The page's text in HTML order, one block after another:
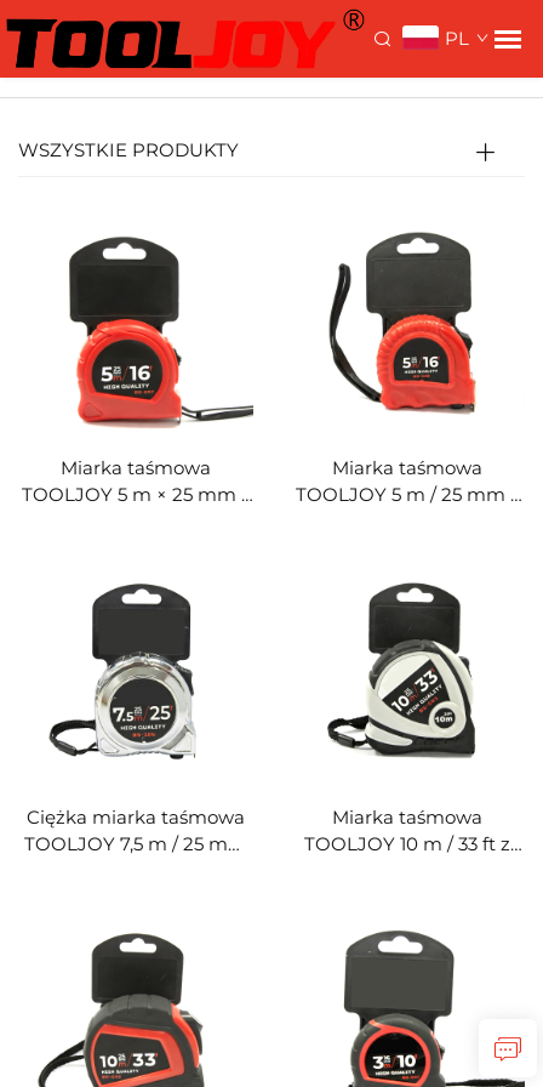
PL
Strona główna > Produkty> Narzędzia ręczne>
Taśma Zmierzająca
WSZYSTKIE PRODUKTY
Miarka taśmowa
TOOLJOY 5 m × 25 mm z
ciężka miarka taśmowa
do budowy i zastosowań
przemysłowych
Miarka taśmowa
TOOLJOY 5 m / 25 mm z
trwałe narzędzie
pomiarowe do budowy i
prac własnoręcznych
Ciężka miarka taśmowa
TOOLJOY 7,5 m / 25 mm
podwójnym hamulcem –
profesjonalne narzędzie
pomiarowe
Miarka taśmowa
TOOLJOY 10 m / 33 ft z
miarka taśmowa do
budowy i prac
własnoręcznych